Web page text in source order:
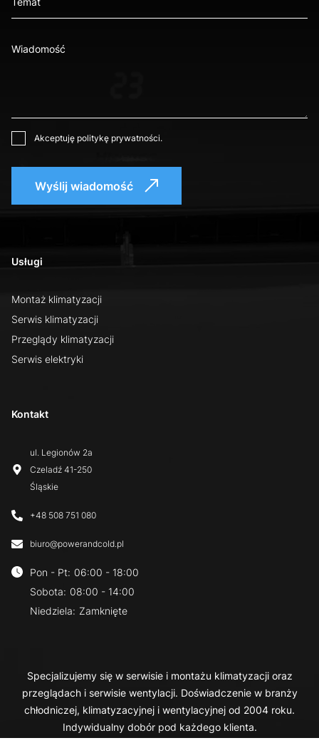
Specjalizujemy się w serwisie i montażu klimatyzacji oraz
przeglądach i serwisie wentylacji. Doświadczenie w branży
chłodniczej, klimatyzacyjnej i wentylacyjnej od 2004 roku.
Indywidualny dobór pod każdego klienta.
Kontakt
ul. Legionów 2a
Czeladź 41-250
Śląskie
+48 508 751 080
biuro@powerandcold.pl
Pon - Pt: 06:00 - 18:00
Sobota: 08:00 - 14:00
Niedziela: Zamknięte
Usługi
Montaż klimatyzacji
Serwis klimatyzacji
Przeglądy klimatyzacji
Serwis elektryki
Akceptuję politykę prywatności.
Wyślij wiadomość